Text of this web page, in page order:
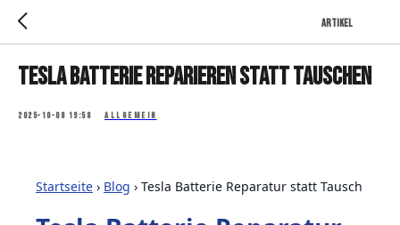
Artikel
Tesla Batterie reparieren statt tauschen
2025-10-08 19:58 ALLGEMEIN
Startseite › Blog › Tesla Batterie Reparatur statt Tausch